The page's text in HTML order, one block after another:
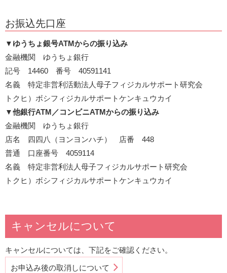
お振込先口座
▼ ゆうちょ銀号ATMからの振り込み
金融機関 ゆうちょ銀行
記号 14460 番号 40591141
名義 特定非営利活動法人母子フィジカルサポート研究会
トクヒ）ボシフィジカルサポートケンキュウカイ
▼他銀行ATM／コンビニATMからの振り込み
金融機関 ゆうちょ銀行
店名 四四八（ヨンヨンハチ） 店番 448
普通 口座番号 4059114
名義 特定非営利法人母子フィジカルサポート研究会
トクヒ）ボシフィジカルサポートケンキュウカイ
キャンセルについて
キャンセルについては、下記をご確認ください。
お申込み後の取消しについて